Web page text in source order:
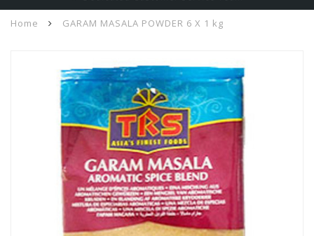
Home GARAM MASALA POWDER 6 X 1 kg